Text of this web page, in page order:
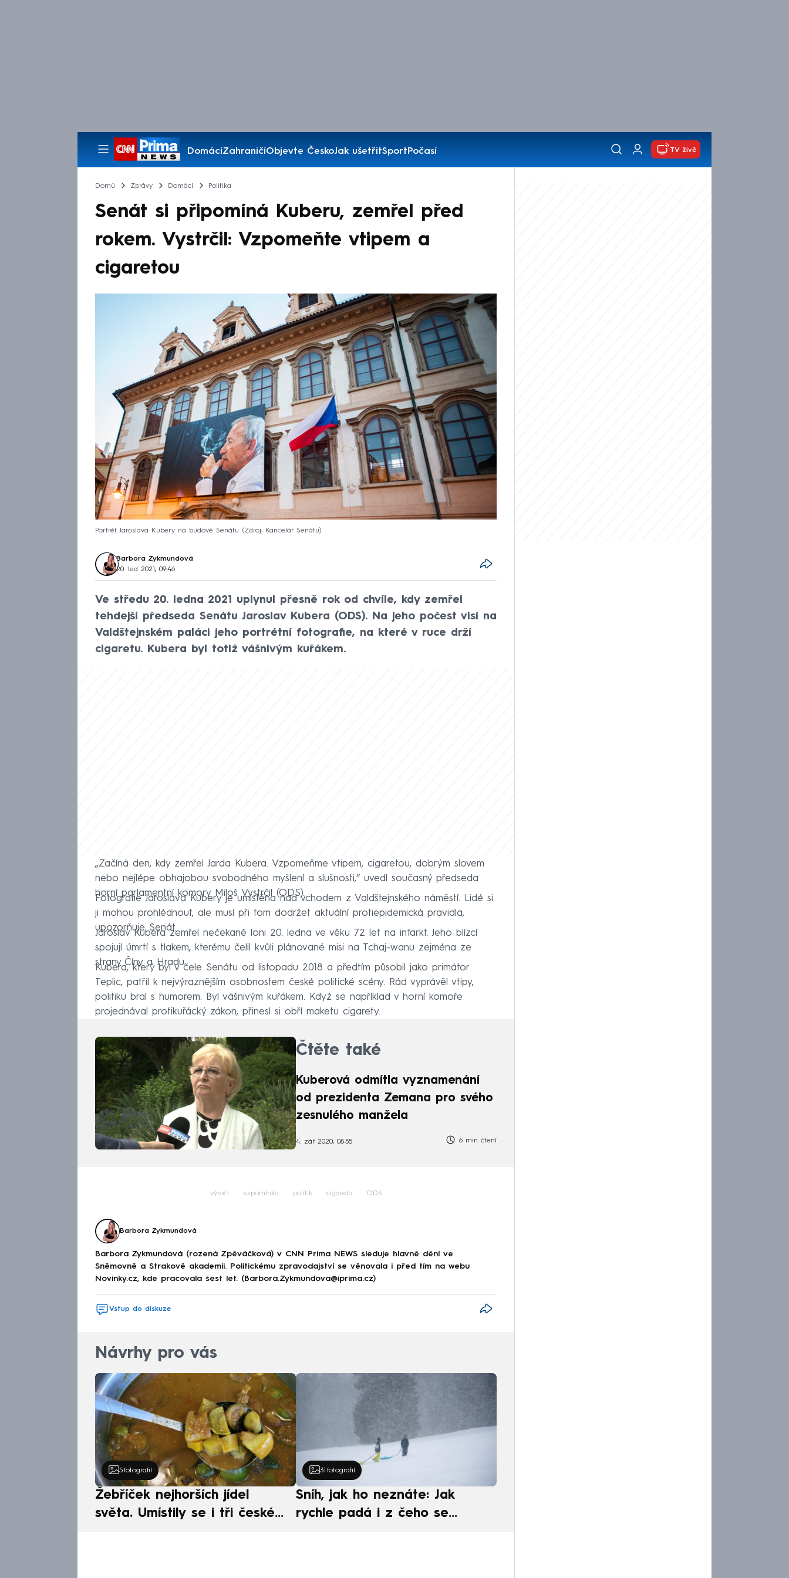
DomácíZahraničíObjevte ČeskoJak ušetřitSportPočasí
Pořady
TV živě
Domů Zprávy Domácí Politika
Senát si připomíná Kuberu, zemřel před
rokem. Vystrčil: Vzpomeňte vtipem a
cigaretou
Portrét Jaroslava Kubery na budově Senátu Zdroj: Kancelář Senátu
Barbora Zykmundová
20. led 2021, 09:46
Ve středu 20. ledna 2021 uplynul přesně rok od chvíle, kdy zemřel
tehdejší předseda Senátu Jaroslav Kubera (ODS). Na jeho počest visí na
Valdštejnském paláci jeho portrétní fotografie, na které v ruce drží
cigaretu. Kubera byl totiž vášnivým kuřákem.
„Začíná den, kdy zemřel Jarda Kubera. Vzpomeňme vtipem, cigaretou, dobrým slovem
nebo nejlépe obhajobou svobodného myšlení a slušnosti,“ uvedl současný předseda
horní parlamentní komory Miloš Vystrčil (ODS).
Fotografie Jaroslava Kubery je umístěna nad vchodem z Valdštejnského náměstí. Lidé si
ji mohou prohlédnout, ale musí při tom dodržet aktuální protiepidemická pravidla,
upozorňuje Senát.
Jaroslav Kubera zemřel nečekaně loni 20. ledna ve věku 72 let na infarkt. Jeho blízcí
spojují úmrtí s tlakem, kterému čelil kvůli plánované misi na Tchaj-wanu zejména ze
strany Číny a Hradu.
Kubera, který byl v čele Senátu od listopadu 2018 a předtím působil jako primátor
Teplic, patřil k nejvýraznějším osobnostem české politické scény. Rád vyprávěl vtipy,
politiku bral s humorem. Byl vášnivým kuřákem. Když se například v horní komoře
projednával protikuřácký zákon, přinesl si obří maketu cigarety.
Čtěte také
Kuberová odmítla vyznamenání
od prezidenta Zemana pro svého
zesnulého manžela
4. zář 2020, 08:55 6 min čtení
výročí vzpomínka politik cigareta ODS
Barbora Zykmundová
Barbora Zykmundová (rozená Zpěváčková) v CNN Prima NEWS sleduje hlavně dění ve
Sněmovně a Strakově akademii. Politickému zpravodajství se věnovala i před tím na webu
Novinky.cz, kde pracovala šest let. (Barbora.Zykmundova@iprima.cz)
Vstup do diskuze
Návrhy pro vás
5 fotografií
Žebříček nejhorších jídel
světa. Umístily se i tři české
31 fotografií
Sníh, jak ho neznáte: Jak
rychle padá i z čeho se